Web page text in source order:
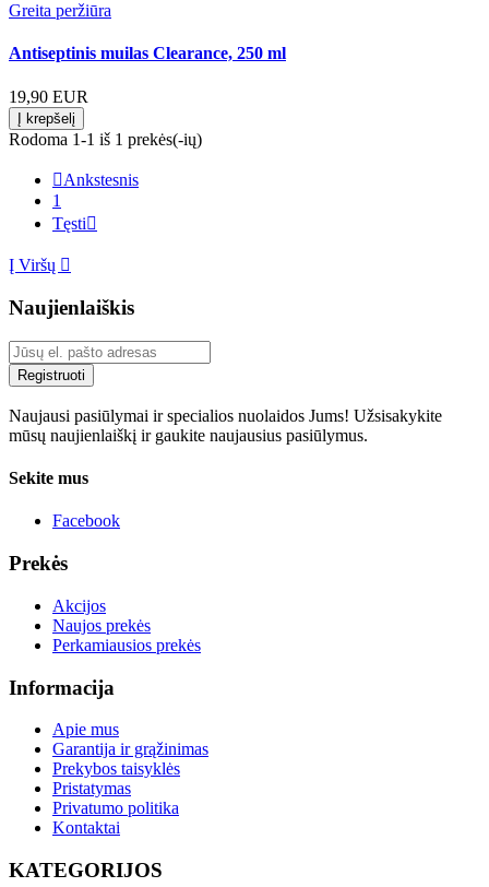
Greita peržiūra
Antiseptinis muilas Clearance, 250 ml
19,90 EUR
Į krepšelį
Rodoma 1-1 iš 1 prekės(-ių)
Ankstesnis
1
Tęsti
Į Viršų 
Naujienlaiškis
Registruoti
Naujausi pasiūlymai ir specialios nuolaidos Jums! Užsisakykite
mūsų naujienlaiškį ir gaukite naujausius pasiūlymus.
Sekite mus
Facebook
Prekės
Akcijos
Naujos prekės
Perkamiausios prekės
Informacija
Apie mus
Garantija ir grąžinimas
Prekybos taisyklės
Pristatymas
Privatumo politika
Kontaktai
KATEGORIJOS